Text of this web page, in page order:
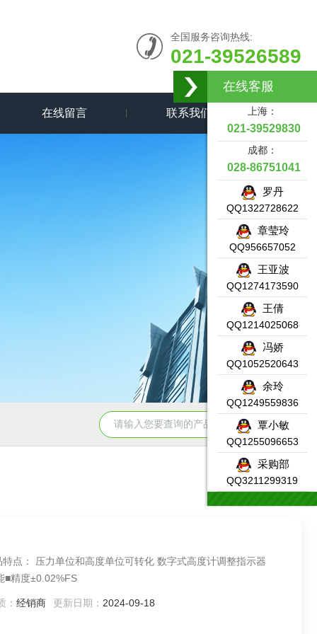
全国服务咨询热线:
021-39526589
在线留言 联系我们
7KF02-0AB0SIEMENS输入模块产品示意图 DW-AS-623-
点： 压力单位和高度单位可转化 数字式高度计调整指示器
■精度±0.02%FS
： 经销商 更新日期： 2024-09-18
在线客服
上海：
021-39529830
成都：
028-86751041
罗丹
QQ1322728622
章莹玲
QQ956657052
王亚波
QQ1274173590
王倩
QQ1214025068
冯娇
QQ1052520643
余玲
QQ1249559836
覃小敏
QQ1255096653
采购部
QQ3211299319